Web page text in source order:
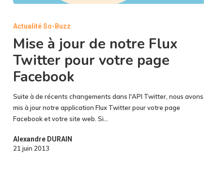
jour
de
notre
Flux
Twitter
votre
page
Facebook
Actualité So-Buzz
Mise à jour de notre Flux
Twitter pour votre page
Facebook
Suite à de récents changements dans l'API Twitter, nous avons
mis à jour notre application Flux Twitter pour votre page
Facebook et votre site web. Si…
Alexandre DURAIN
21 juin 2013